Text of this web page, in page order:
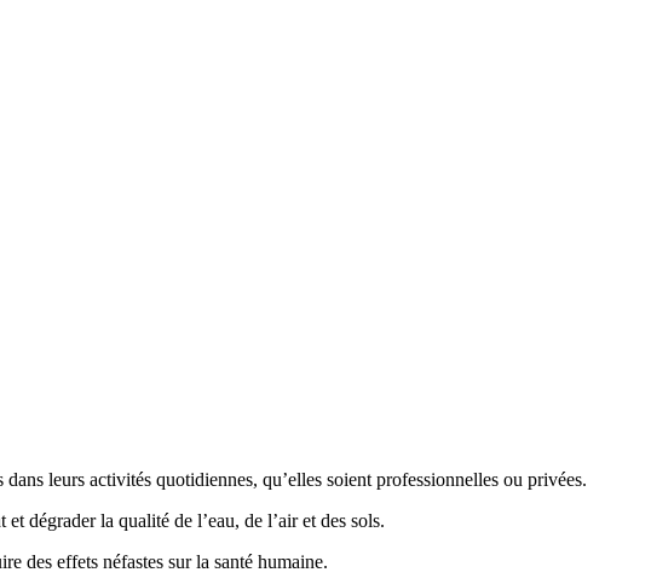
leurs activités quotidiennes, qu’elles soient professionnelles ou privées.
dégrader la qualité de l’eau, de l’air et des sols.
des effets néfastes sur la santé humaine.